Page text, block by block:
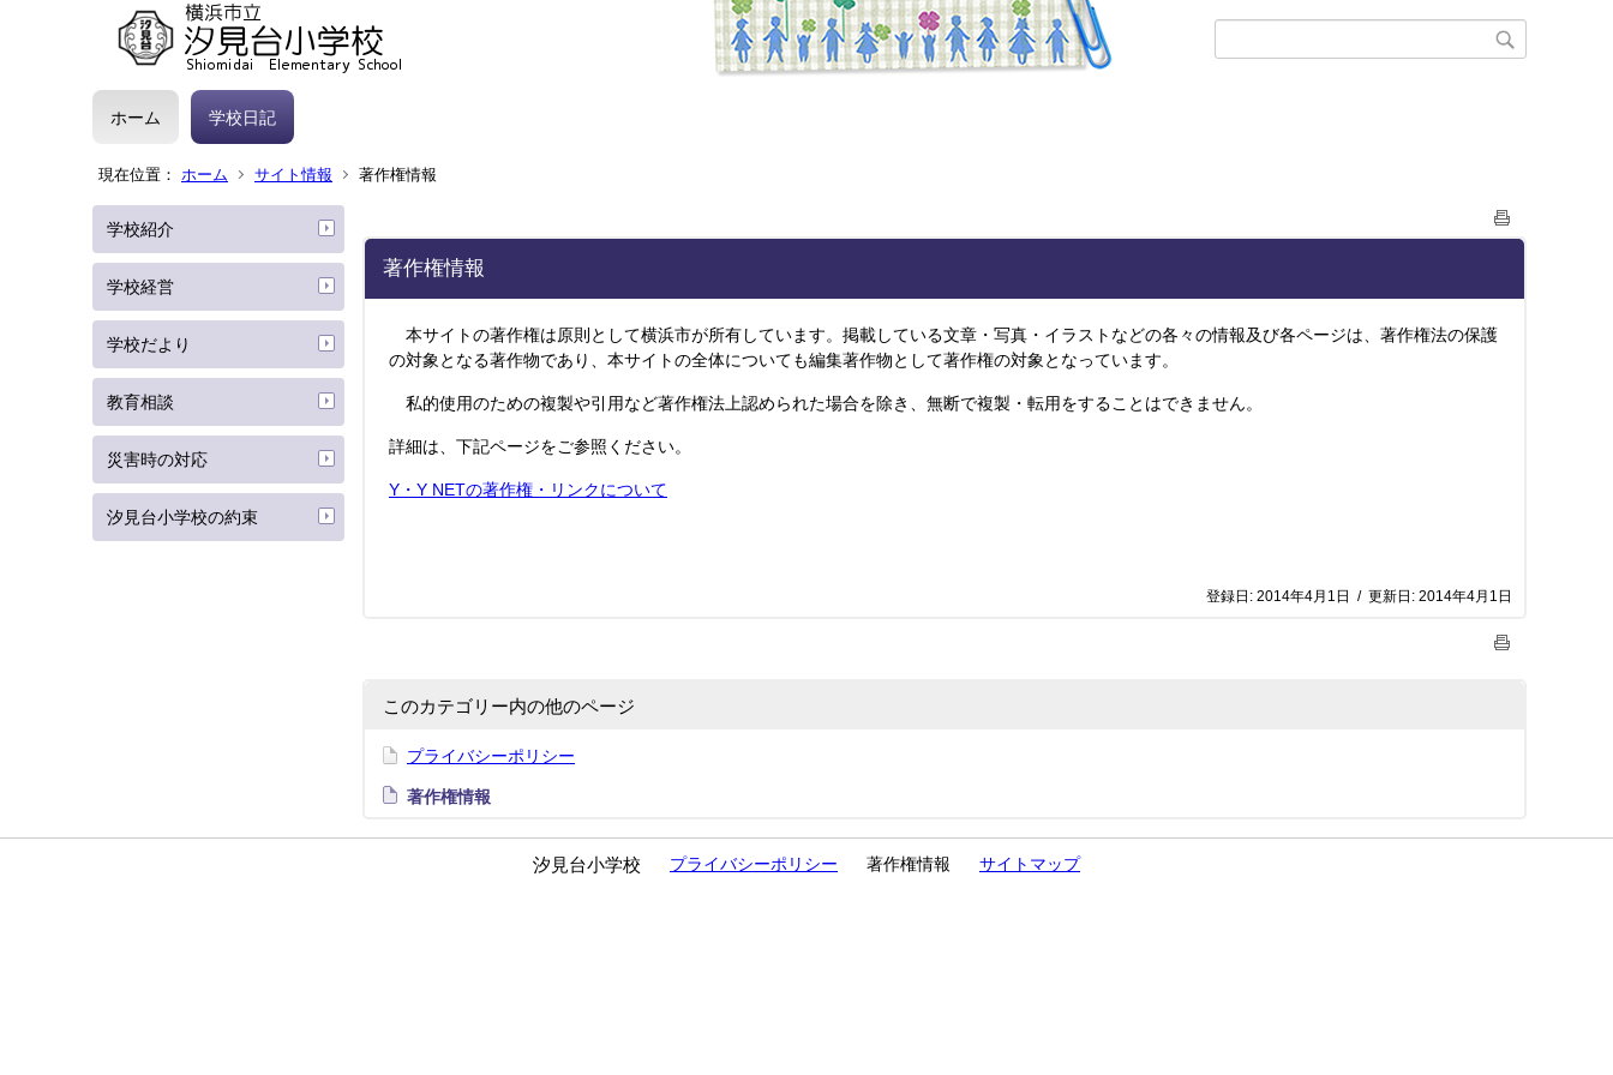
ホーム 学校日記
現在位置： ホーム サイト情報 著作権情報
学校紹介
学校経営
学校だより
教育相談
災害時の対応
汐見台小学校の約束
著作権情報
本サイトの著作権は原則として横浜市が所有しています。掲載している文章・写真・イラストなどの各々の情報及び各ページは、著作権法の保護
の対象となる著作物であり、本サイトの全体についても編集著作物として著作権の対象となっています。
私的使用のための複製や引用など著作権法上認められた場合を除き、無断で複製・転用をすることはできません。
詳細は、下記ページをご参照ください。
Y・Y NETの著作権・リンクについて
登録日: 2014年4月1日 / 更新日: 2014年4月1日
このカテゴリー内の他のページ
プライバシーポリシー
著作権情報
汐見台小学校 プライバシーポリシー 著作権情報 サイトマップ